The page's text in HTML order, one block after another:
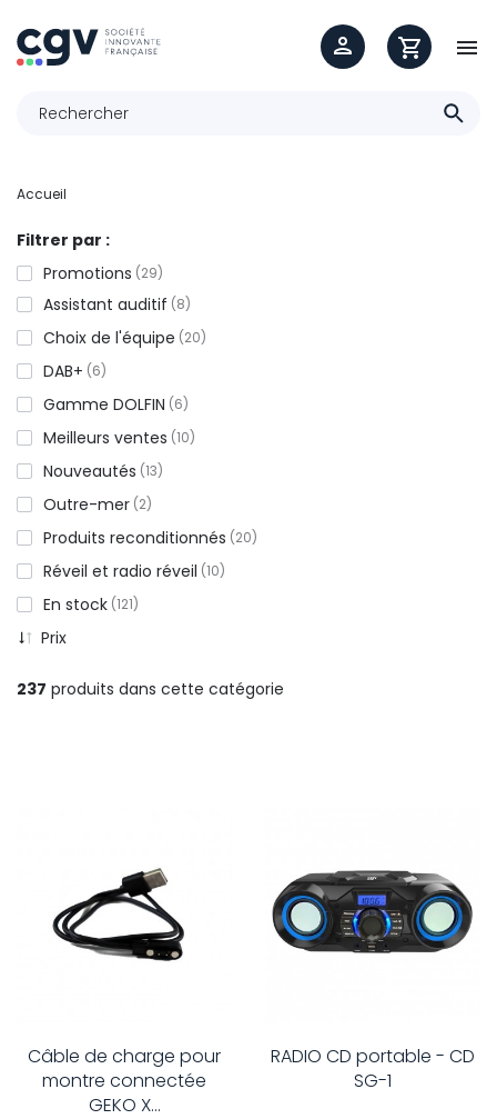

Accueil
Filtrer par :
Promotions 29
Assistant auditif 8
Choix de l'équipe 20
DAB+ 6
Gamme DOLFIN 6
Meilleurs ventes 10
Nouveautés 13
Outre-mer 2
Produits reconditionnés 20
Réveil et radio réveil 10
En stock 121
Prix
237 produits dans cette catégorie
Câble de charge pour
montre connectée
GEKO X...
RADIO CD portable - CD
SG-1